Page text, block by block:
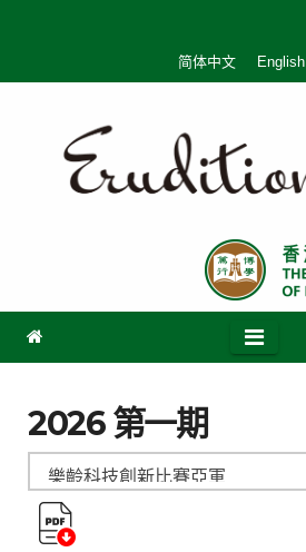
简体中文 English
2026 第一期